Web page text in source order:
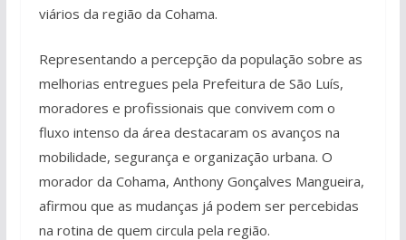
viários da região da Cohama.
Representando a percepção da população sobre as
melhorias entregues pela Prefeitura de São Luís,
moradores e profissionais que convivem com o
fluxo intenso da área destacaram os avanços na
mobilidade, segurança e organização urbana. O
morador da Cohama, Anthony Gonçalves Mangueira,
afirmou que as mudanças já podem ser percebidas
na rotina de quem circula pela região.